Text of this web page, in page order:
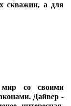
скважин, а для
мир со своими
Дайвер -